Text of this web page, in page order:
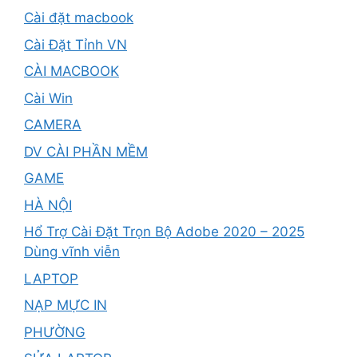
Cài đặt macbook
Cài Đặt Tỉnh VN
CÀI MACBOOK
Cài Win
CAMERA
DV CÀI PHẦN MỀM
GAME
HÀ NỘI
Hổ Trợ Cài Đặt Trọn Bộ Adobe 2020 – 2025
Dùng vĩnh viễn
LAPTOP
NẠP MỰC IN
PHƯỜNG